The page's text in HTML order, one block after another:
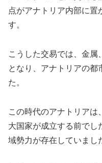
点がアナトリア内部に置
す。
こうした交易では、金属
となり、アナトリアの都
た。
この時代のアナトリアは
大国家が成立する前でし
域勢力が存在していまし